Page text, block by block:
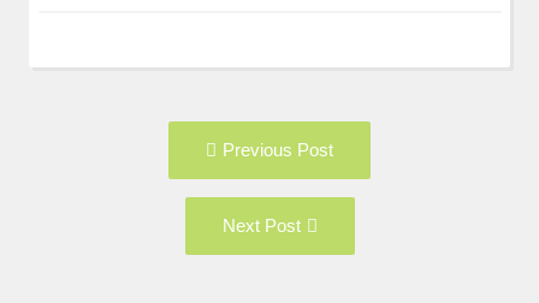
Previous Post
post:
Next Post
Post: